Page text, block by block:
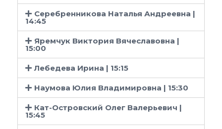
Серебренникова Наталья Андреевна |
14:45
Яремчук Виктория Вячеславовна |
15:00
Лебедева Ирина | 15:15
Наумова Юлия Владимировна | 15:30
Кат-Островский Олег Валерьевич |
15:45